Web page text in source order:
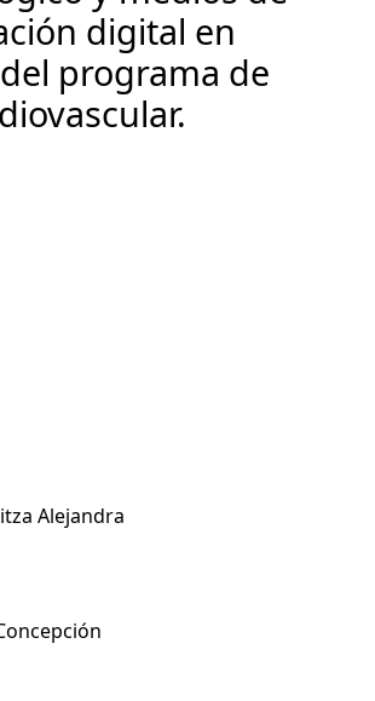
digital en
programa de
Alejandra